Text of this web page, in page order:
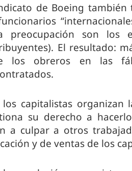
de Boeing también
preocupación son los
El resultado:
los obreros en las
los capitalistas organizan
su derecho a
a culpar a otros
y de ventas de los